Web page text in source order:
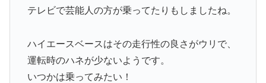
テレビで芸能人の方が乗ってたりもしましたね。
ハイエースベースはその走行性の良さがウリで、
運転時のハネが少ないようです。
いつかは乗ってみたい！